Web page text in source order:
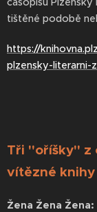
tištěné podobě
https://
plzensky-literarni-
Tři "oříšky" z
vítězné
Žena Žena Žena: